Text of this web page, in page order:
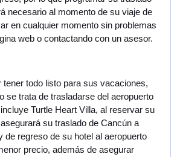
necesario al momento de su viaje de
en cualquier momento sin problemas
web o contactando con un asesor.
tener todo listo para sus vacaciones,
se trata de trasladarse del aeropuerto
Turtle Heart Villa, al reservar su
su traslado de Cancún a
de regreso de su hotel al aeropuerto
precio, además de asegurar